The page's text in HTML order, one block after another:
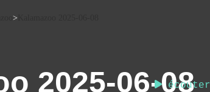
écouter
>
2025-06-08